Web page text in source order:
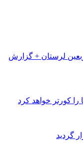
لرستان + گزارش
را کورتر خواهد کرد
گردید